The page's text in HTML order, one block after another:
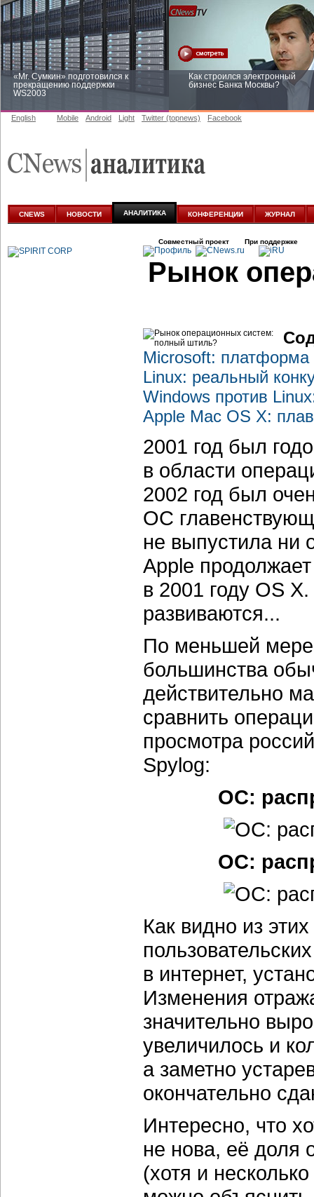
«Mr. Сумкин» подготовился к
прекращению поддержки
WS2003
Как строился электронный
бизнес Банка Москвы?
аналитике
English Mobile Android Light Twitter (topnews) Facebook
CNEWS НОВОСТИ АНАЛИТИКА КОНФЕРЕНЦИИ ЖУРНАЛ
Совместный проект При поддержке
Рынок
Microsoft: платформа
Linux: реальный
Windows против
Apple Mac OS X:
2001 год был
в области
2002 год был
ОС
не выпустила ни
Apple
в 2001 году OS
развиваются...
По меньшей мере
большинства
действительно
сравнить
просмотра
Spylog:
OC:
OC:
Как видно из
в интернет,
Изменения
значительно
увеличилось и
а заметно
окончательно
Интересно, что
не нова, её доля
(хотя и